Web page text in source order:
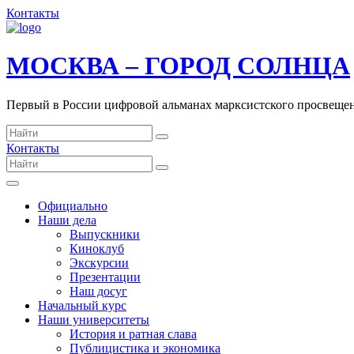
Контакты
МОСКВА – ГОРОД СОЛНЦА
Первый в России цифровой альманах марксистского
Контакты
Официально
Наши дела
Выпускники
Киноклуб
Экскурсии
Презентации
Наш досуг
Начальный курс
Наши университеты
История и ратная слава
Публицистика и экономика